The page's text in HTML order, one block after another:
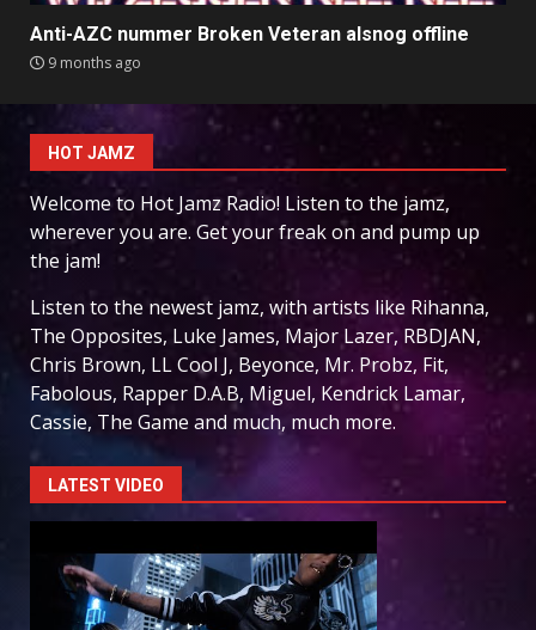
Anti-AZC nummer Broken Veteran alsnog offline
9 months ago
HOT JAMZ
Welcome to Hot Jamz Radio! Listen to the jamz,
wherever you are. Get your freak on and pump up
the jam!
Listen to the newest jamz, with artists like Rihanna,
The Opposites, Luke James, Major Lazer, RBDJAN,
Chris Brown, LL Cool J, Beyonce, Mr. Probz, Fit,
Fabolous, Rapper D.A.B, Miguel, Kendrick Lamar,
Cassie, The Game and much, much more.
LATEST VIDEO